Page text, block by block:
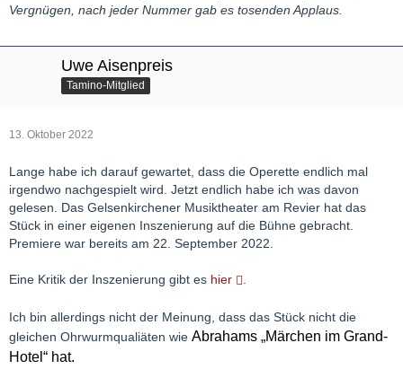
Vergnügen, nach jeder Nummer gab es tosenden Applaus.
Uwe Aisenpreis
Tamino-Mitglied
13. Oktober 2022
Lange habe ich darauf gewartet, dass die Operette endlich mal
irgendwo nachgespielt wird. Jetzt endlich habe ich was davon
gelesen. Das Gelsenkirchener Musiktheater am Revier hat das
Stück in einer eigenen Inszenierung auf die Bühne gebracht.
Premiere war bereits am 22. September 2022.
Eine Kritik der Inszenierung gibt es hier
Ich bin allerdings nicht der Meinung, dass das Stück nicht die
gleichen Ohrwurmqualiäten wie Abrahams „Märchen im Grand-
Hotel“ hat.